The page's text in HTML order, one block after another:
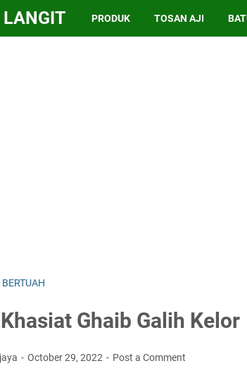
PRODUK TOSAN AJI
BERTUAH
Ghaib Galih Kelor
October 29, 2022 Post a Comment